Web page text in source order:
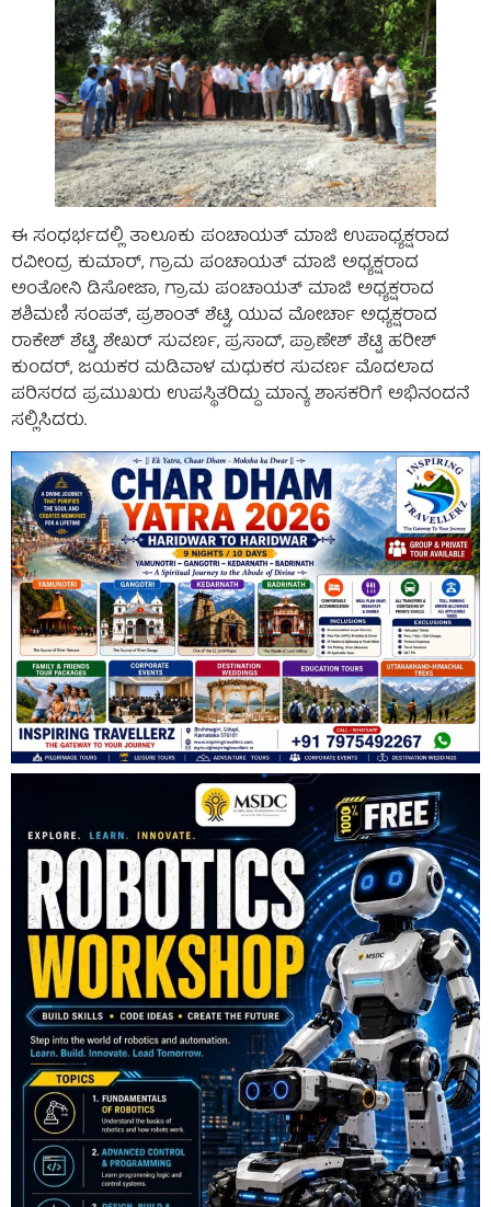
ಈ ಸಂಧರ್ಭದಲ್ಲಿ ತಾಲೂಕು ಪಂಚಾಯತ್ ಮಾಜಿ ಉಪಾಧ್ಯಕ್ಷರಾದ
ರವೀಂದ್ರ ಕುಮಾರ್, ಗ್ರಾಮ ಪಂಚಾಯತ್ ಮಾಜಿ ಅಧ್ಯಕ್ಷರಾದ
ಅಂತೋನಿ ಡಿಸೋಜಾ, ಗ್ರಾಮ ಪಂಚಾಯತ್ ಮಾಜಿ ಅಧ್ಯಕ್ಷರಾದ
ಶಶಿಮಣಿ ಸಂಪತ್‌, ಪ್ರಶಾಂತ್ ಶೆಟ್ಟಿ, ಯುವ ಮೋರ್ಚಾ ಅಧ್ಯಕ್ಷರಾದ
ರಾಕೇಶ್‌ ಶೆಟ್ಟಿ, ಶೇಖರ್ ಸುವರ್ಣ, ಪ್ರಸಾದ್‌, ಪ್ರಾಣೇಶ್ ಶೆಟ್ಟಿ ಹರೀಶ್
ಕುಂದರ್, ಜಯಕರ ಮಡಿವಾಳ ಮಧುಕರ ಸುವರ್ಣ ಮೊದಲಾದ
ಪರಿಸರದ ಪ್ರಮುಖರು ಉಪಸ್ಥಿತರಿದ್ದು ಮಾನ್ಯ ಶಾಸಕರಿಗೆ ಅಭಿನಂದನೆ
ಸಲ್ಲಿಸಿದರು.